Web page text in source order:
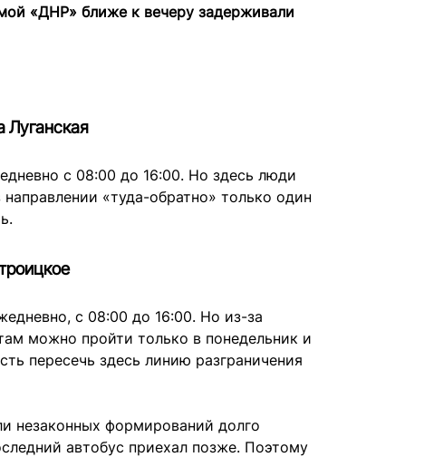
«ДНР» ближе к вечеру задерживали
Луганская
с 08:00 до 16:00. Но здесь люди
«туда-обратно» только один
с 08:00 до 16:00. Но из-за
можно пройти только в понедельник и
пересечь здесь линию разграничения
незаконных формирований долго
автобус приехал позже. Поэтому